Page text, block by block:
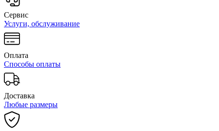
Сервис
Услуги, обслуживание
Оплата
Способы оплаты
Доставка
Любые размеры